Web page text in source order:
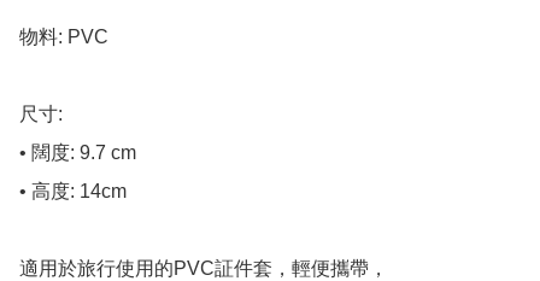
物料: PVC
尺寸:
• 闊度: 9.7 cm
• 高度: 14cm
適用於旅行使用的PVC証件套，輕便攜帶，